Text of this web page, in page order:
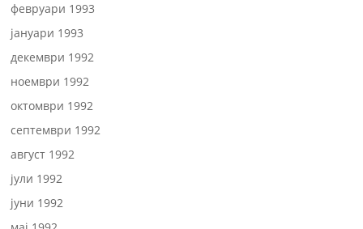
февруари 1993
јануари 1993
декември 1992
ноември 1992
октомври 1992
септември 1992
август 1992
јули 1992
јуни 1992